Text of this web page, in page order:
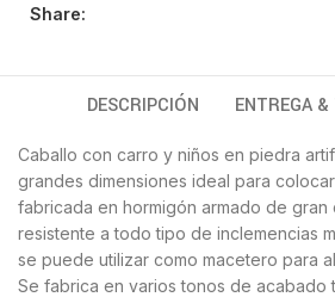
Share:
DESCRIPCIÓN ENTREGA
Caballo con carro y niños en piedra
grandes dimensiones ideal para
fabricada en hormigón armado de gran
resistente a todo tipo de inclemencias
se puede utilizar como macetero para
Se fabrica en varios tonos de acabado